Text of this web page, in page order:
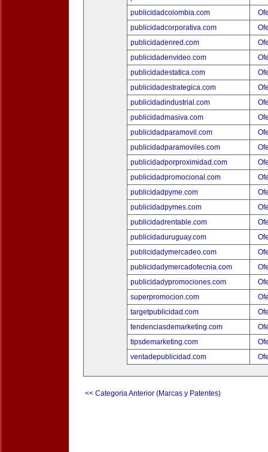
publicidadcolombia.com
publicidadcorporativa.com
publicidadenred.com
publicidadenvideo.com
publicidadestatica.com
publicidadestrategica.com
publicidadindustrial.com
publicidadmasiva.com
publicidadparamovil.com
publicidadparamoviles.com
publicidadporproximidad.com
publicidadpromocional.com
publicidadpyme.com
publicidadpymes.com
publicidadrentable.com
publicidaduruguay.com
publicidadymercadeo.com
publicidadymercadotecnia.com
publicidadypromociones.com
superpromocion.com
targetpublicidad.com
tendenciasdemarketing.com
tipsdemarketing.com
ventadepublicidad.com
<< Categoria Anterior (Marcas y Patentes)